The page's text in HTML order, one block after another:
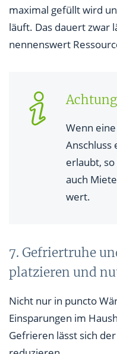
maximal gefüllt wird
läuft. Das dauert zwar
nennenswert
Achtung
Wenn
Anschluss
erlaubt,
auch
wert.
7. Gefriertruhe
platzieren und
Nicht nur in puncto
Einsparungen im
Gefrieren lässt sich